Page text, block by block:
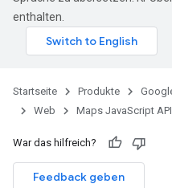
enthalten.
Startseite Produkte
Web
Maps JavaScript API
War das hilfreich?
Feedback geben